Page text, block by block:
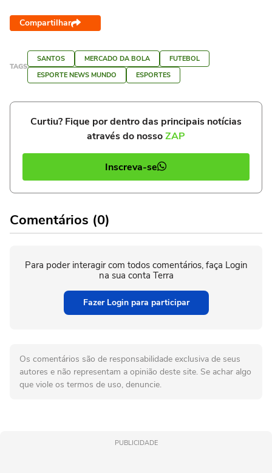
Compartilhar
TAGS
SANTOS MERCADO DA BOLA
FUTEBOL
ESPORTE NEWS MUNDO
ESPORTES
Curtiu? Fique por dentro das principais notícias
através do nossoZAP
Inscreva-se
Comentários (0)
Para poder interagir com todos comentários, faça Login
na sua conta Terra
Fazer Login para participar
Os comentários são de responsabilidade exclusiva de seus
autores e não representam a opinião deste site. Se achar algo
que viole os termos de uso, denuncie.
PUBLICIDADE